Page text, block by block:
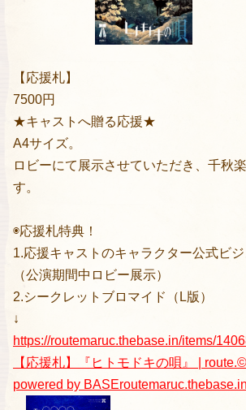
【応援札】
7500円
★キャストへ贈る応援★
A4サイズ。
ロビーにて展示させていただき、千秋
す。
◉応援札特典！
1.応援キャストのキャラクター公式ビ
（公演期間中ロビー展示）
2.シークレットブロマイド（L版）
↓
https://routemaruc.thebase.in/items/
【応援札】『ヒトモドキの唄』 |
powered by BASEroutemaruc.thebase.in